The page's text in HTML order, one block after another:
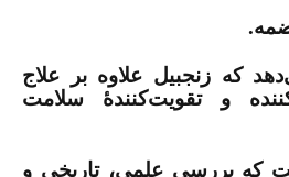
که زنجبیل علاوه بر علاج
و تقویت‌کنندۀ سلامت
که بررسی علمی، تاریخی و